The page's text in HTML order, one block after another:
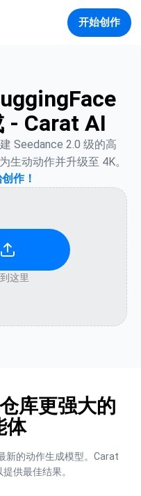
开始创作
- Carat AI
Seedance 2.0 级的高
生动动作并升级至 4K。
作！
这里
库更强大的
体
新的动作生成模型。Carat
供最佳结果。